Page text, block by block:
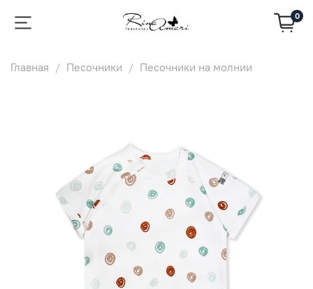
0
Главная Песочники Песочники на молнии